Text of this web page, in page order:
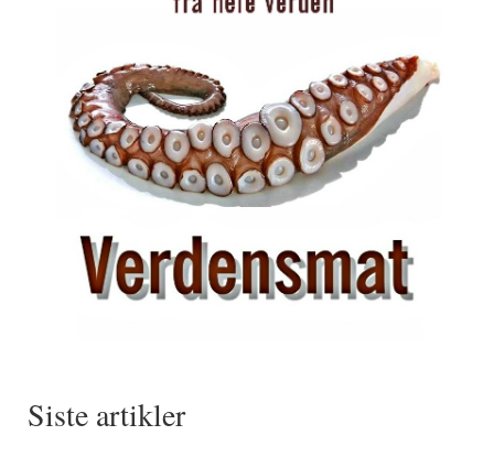
Siste artikler